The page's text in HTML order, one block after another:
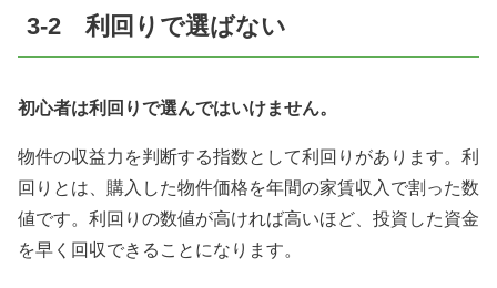
3-2 利回りで選ばない
初心者は利回りで選んではいけません。
物件の収益力を判断する指数として利回りがあります。利
回りとは、購入した物件価格を年間の家賃収入で割った数
値です。利回りの数値が高ければ高いほど、投資した資金
を早く回収できることになります。